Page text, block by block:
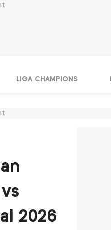
LIGA CHAMPIONS
2026